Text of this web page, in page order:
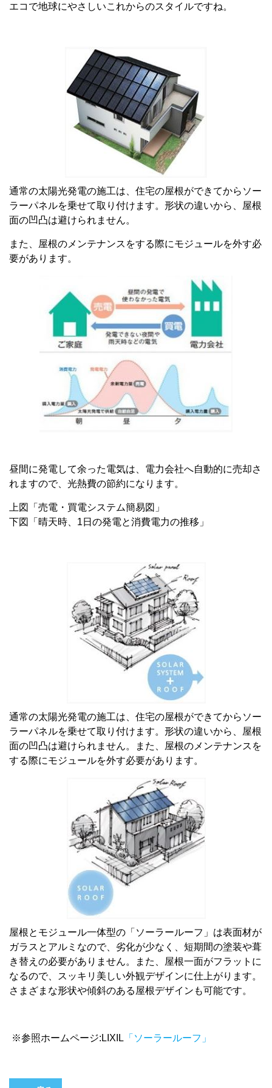
エコで地球にやさしいこれからのスタイルですね。
通常の太陽光発電の施工は、住宅の屋根ができてからソー
ラーパネルを乗せて取り付けます。形状の違いから、屋根
面の凹凸は避けられません。
また、屋根のメンテナンスをする際にモジュールを外す必
要があります。
昼間に発電して余った電気は、電力会社へ自動的に売却さ
れますので、光熱費の節約になります。
上図「売電・買電システム簡易図」
下図「晴天時、1日の発電と消費電力の推移」
通常の太陽光発電の施工は、住宅の屋根ができてからソー
ラーパネルを乗せて取り付けます。形状の違いから、屋根
面の凹凸は避けられません。また、屋根のメンテナンスを
する際にモジュールを外す必要があります。
屋根とモジュール一体型の「ソーラールーフ」は表面材が
ガラスとアルミなので、劣化が少なく、短期間の塗装や葺
き替えの必要がありません。また、屋根一面がフラットに
なるので、スッキリ美しい外観デザインに仕上がります。
さまざまな形状や傾斜のある屋根デザインも可能です。
※参照ホームページ:LIXIL 「ソーラールーフ」